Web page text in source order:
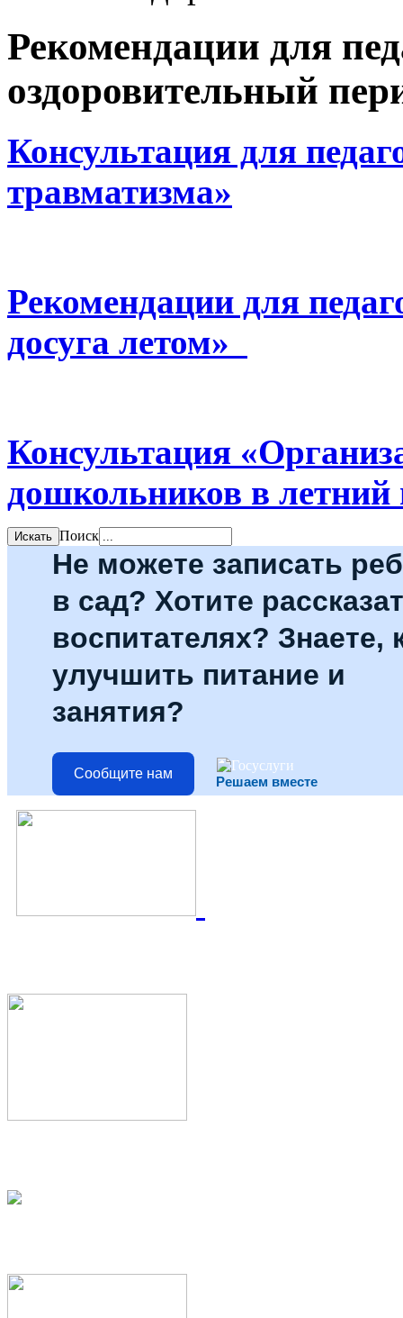
Рекомендации для
оздоровительный
Консультация для
травматизма»
Рекомендации для
досуга летом»
Консультация
дошкольников в
Поиск
Не можете записать
в сад? Хотите
воспитателях? Знаете,
улучшить питание и
занятия?
Сообщите нам Решаем вместе